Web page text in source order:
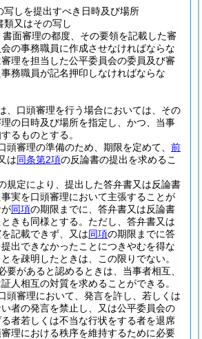
写しを提出すべき日時及び場所
類又はその写し
面審理の都度、その要領を記載した審
の事務職員に作成させなければならな
理を担当した公平委員会の委員及び審
務職員が記名押印しなければならな
、口頭審理を行う場合においては、その
の日時及び場所を指定し、かつ、当事
るものとする。
頭審理の準備のため、期限を定めて、 前
は同条第2項の反論書の提出を求めるこ
規定により、提出した答弁書又は反論書
実を口頭審理において主張することが
同項の期限までに、答弁書又は反論書
きも同様とする。 ただし、答弁書又は
記載できず、又は同項の期限までに答
出できなかったことにつきやむを得な
を疎明したときは、この限りでない。
要があると認めるときは、当事者相互、
人相互の対質を求めることができる。
頭審理において、発言を許し、若しくは
者の発言を禁止し、又は公平委員会の
者若しくは不当な行状をする者を退席
理における秩序を維持するために必要